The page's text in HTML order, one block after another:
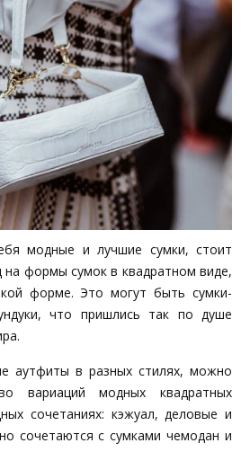
модные и лучшие сумки, стоит
на формы сумок в квадратном виде,
форме. Это могут быть сумки-
что пришлись так по душе
аутфиты в разных стилях, можно
вариаций модных квадратных
сочетаниях: кэжуал, деловые и
сочетаются с сумками чемодан и